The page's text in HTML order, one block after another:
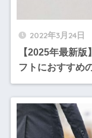
2022年3月24日
【2025年最新
フトにおすすめ